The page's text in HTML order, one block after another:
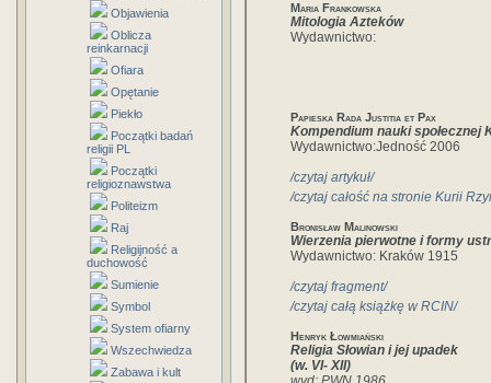
Objawienia
Oblicza
reinkarnacji
Ofiara
Opętanie
Piekło
Początki badań
religii PL
Początki
religioznawstwa
Politeizm
Raj
Religijność a
duchowość
Sumienie
Symbol
System ofiarny
Wszechwiedza
Zabawa i kult
Maria Frankowska
Mitologia Azteków
Wydawnictwo:
Papieska Rada Justitia et Pax
Kompendium nauki społecznej
Wydawnictwo:Jedność 2006
/czytaj artykuł/
/czytaj całość na stronie Kurii
Bronisław Malinowski
Wierzenia pierwotne i formy
Wydawnictwo: Kraków 1915
/czytaj fragment/
/czytaj całą książkę w RCIN/
Henryk Łowmiański
Religia Słowian i jej upadek
(w. VI- XII)